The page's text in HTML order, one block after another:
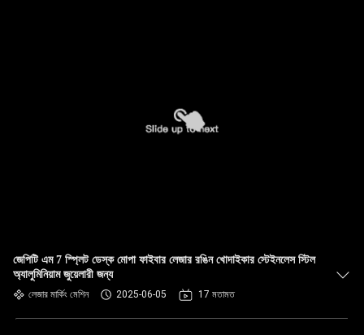
জেপিটি এম 7 স্প্লিট ডেস্ক মোপা ফাইবার লেজার রঙিন খোদাইকার স্টেইনলেস স্টিল
অ্যালুমিনিয়াম জুয়েলারী জন্য
লেজার মার্কিং মেশিন 2025-06-05 17 মতামত